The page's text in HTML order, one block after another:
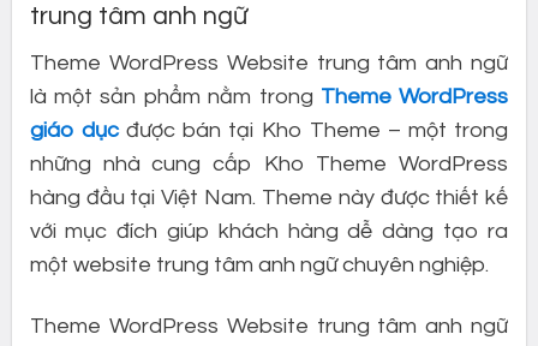
trung tâm anh ngữ
Theme WordPress Website trung tâm anh ngữ
là một sản phẩm nằm trong Theme WordPress
giáo dục được bán tại Kho Theme – một trong
những nhà cung cấp Kho Theme WordPress
hàng đầu tại Việt Nam. Theme này được thiết kế
với mục đích giúp khách hàng dễ dàng tạo ra
một website trung tâm anh ngữ chuyên nghiệp.
Theme WordPress Website trung tâm anh ngữ